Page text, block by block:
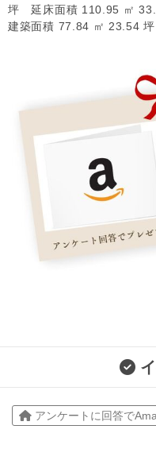
坪 延床面積 110.95 ㎡
建築面積 77.84 ㎡ 23.54
アンケートに回答で